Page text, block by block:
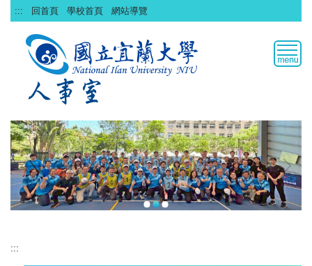
跳
到
::: 回首頁 學校首頁 網站導覽
:::